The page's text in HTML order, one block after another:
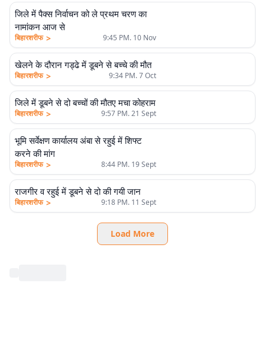
जिले में पैक्स निर्वाचन को ले प्रथम चरण का
नामांकन आज से
बिहारशरीफ > 9:45 PM. 10 Nov
खेलने के दौरान गड्ढे में डूबने से बच्चे की मौत
बिहारशरीफ > 9:34 PM. 7 Oct
जिले में डूबने से दो बच्चों की मौतए मचा कोहराम
बिहारशरीफ > 9:57 PM. 21 Sept
भूमि सर्वेक्षण कार्यालय अंबा से रहुई में शिफ्ट
करने की मांग
बिहारशरीफ > 8:44 PM. 19 Sept
राजगीर व रहुई में डूबने से दो की गयी जान
बिहारशरीफ > 9:18 PM. 11 Sept
Load More